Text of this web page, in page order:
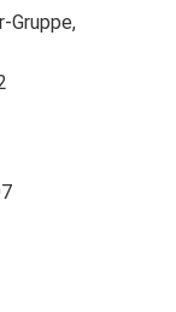
Gruppe